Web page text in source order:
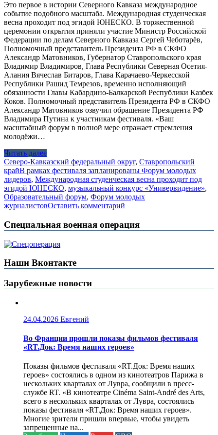
Это первое в истории Северного Кавказа международное
событие подобного масштаба. Международная студенческая
весна проходит под эгидой ЮНЕСКО. В торжественной
церемонии открытия приняли участие Министр Российской
Федерации по делам Северного Кавказа Сергей Чеботарёв,
Полномочный представитель Президента РФ в СКФО
Александр Матовников, Губернатор Ставропольского края
Владимир Владимиров, Глава Республики Северная Осетия-
Алания Вячеслав Битаров, Глава Карачаево-Черкесской
Республики Рашид Темрезов, временно исполняющий
обязанности Главы Кабардино-Балкарской Республики Казбек
Коков. Полномочный представитель Президента РФ в СКФО
Александр Матовников озвучил обращение Президента РФ
Владимира Путина к участникам фестиваля. «Ваш
масштабный форум в полной мере отражает стремления
молодёжи…
Читать далее
Северо-Кавказский федеральный округ, Ставропольский
крайВ рамках фестиваля запланированы Форум молодых
лидеров, Международная студенческая весна проходит под
эгидой ЮНЕСКО, музыкальный конкурс «Универвидение»,
Образовательный форум, Форум молодых
журналистовОставить комментарий
Специальная военная операция
Наши Вконтакте
Зарубежные новости
24.04.2026 Евгений
Во Франции прошли показы фильмов фестиваля
«RT.Док: Время наших героев»
Показы фильмов фестиваля «RT.Док: Время наших
героев» состоялись в одном из кинотеатров Парижа в
нескольких кварталах от Лувра, сообщили в пресс-
службе RT. «В кинотеатре Cinéma Saint-André des Arts,
всего в нескольких кварталах от Лувра, состоялись
показы фестиваля «RT.Док: Время наших героев».
Многие зрители пришли впервые, чтобы увидеть
запрещенные на...